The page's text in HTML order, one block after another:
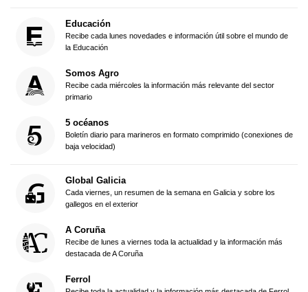
Educación
Recibe cada lunes novedades e información útil sobre el mundo de
la Educación
Somos Agro
Recibe cada miércoles la información más relevante del sector
primario
5 océanos
Boletín diario para marineros en formato comprimido (conexiones de
baja velocidad)
Global Galicia
Cada viernes, un resumen de la semana en Galicia y sobre los
gallegos en el exterior
A Coruña
Recibe de lunes a viernes toda la actualidad y la información más
destacada de A Coruña
Ferrol